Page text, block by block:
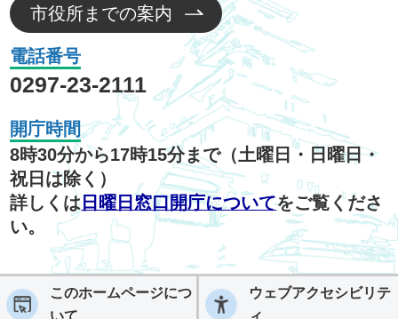
市役所までの案内
電話番号
0297-23-2111
開庁時間
8時30分から17時15分まで（土曜日・日曜日・
祝日は除く）
詳しくは 日曜日窓口開庁についてをご覧くださ
い。
このホームページにつ
いて
ウェブアクセシビリテ
ィ